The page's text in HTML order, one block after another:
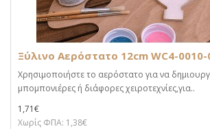
Ξύλινο Αερόστατο 12cm WC4-0010-
Χρησιμοποιήστε το αερόστατο για να
μπομπονιέρες ή διάφορες χειροτεχνίες,για..
1,71€
Χωρίς ΦΠΑ: 1,38€